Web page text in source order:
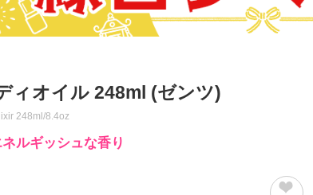
ィオイル 248ml (ゼンツ)
248ml/8.4oz
ルギッシュな香り